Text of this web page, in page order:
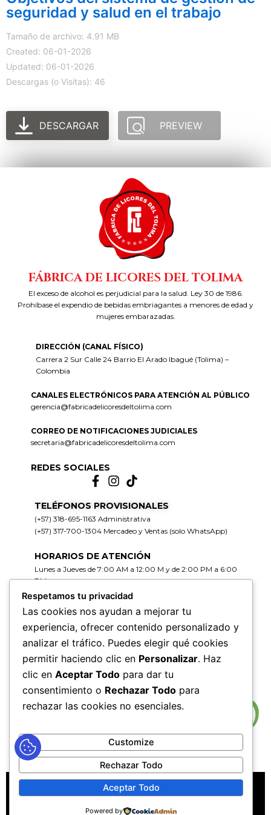
seguridad y salud en el trabajo
Tamaño de archivo: 4.91 MB
Created: 06-01-2026
Updated: 06-01-2026
Descargas (o Visitas): 46
DESCARGAR PREVIEW
FÁBRICA DE LICORES DEL TOLIMA
El exceso de alcohol es perjudicial para la salud. Ley 30 de 1986.
Prohíbase el expendio de bebidas embriagantes a menores de edad y
mujeres embarazadas.
DIRECCIÓN (CANAL FÍSICO)
Carrera 2 Sur Calle 24 Barrio El Arado Ibagué (Tolima) –
Colombia
CANALES ELECTRÓNICOS PARA ATENCIÓN AL PÚBLICO
gerencia@fabricadelicoresdeltolima.com
CORREO DE NOTIFICACIONES JUDICIALES
secretaria@fabricadelicoresdeltolima.com
REDES SOCIALES
TELÉFONOS PROVISIONALES
(+57) 318-695-1163 Administrativa
(+57) 317-700-1304 Mercadeo y Ventas (solo WhatsApp)
HORARIOS DE ATENCIÓN
Lunes a Jueves de 7:00 AM a 12:00 M y de 2:00 PM a 6:00
PM
Viernes de 7:00 AM a 12:00 M y de 2:00 PM a 5:00 PM
HORARIOS DE RADICACIÓN DE
CORRESPONDENCIA
Lunes a Jueves de 7:30 AM a 11:30 AM y de 2:00 PM a 5:00
PM
Viernes de 7:30 AM a 11:30 PM y de 2:00 PM a 4:00 PM
MAPA DEL SITIOPOLÍTICAS DE PRIVACIDAD
POLÍTICAS DE DERECHOS DE AUTOR
Respetamos tu privacidad
Las cookies nos ayudan a mejorar tu
experiencia, ofrecer contenido personalizado y
analizar el tráfico. Puedes elegir qué cookies
permitir haciendo clic en Personalizar. Haz
clic en Aceptar Todo para dar tu
consentimiento o Rechazar Todo para
rechazar las cookies no esenciales.
Customize
Rechazar Todo
Aceptar Todo
Powered by